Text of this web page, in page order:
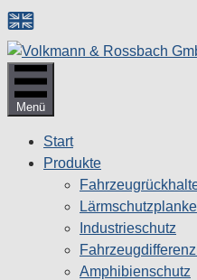
Zum
Inhalt
springen
Menü
Start
Produkte
Lärmschutzplanke
Industrieschutz
Amphibienschutz